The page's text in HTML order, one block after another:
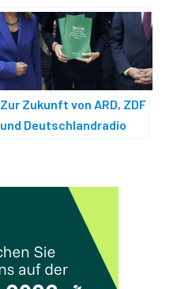
Zur Zukunft von ARD, ZDF
und Deutschlandradio